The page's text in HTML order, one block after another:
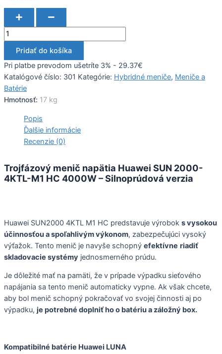
Pridať do košíka
Pri platbe prevodom ušetríte 3% - 29.37€
Katalógové číslo: 301 Kategórie: Hybridné meniče, Meniče a
Batérie
Hmotnosť: 17 kg
Popis
Ďalšie informácie
Recenzie (0)
Trojfázový menič napätia Huawei SUN 2000-
4KTL-M1 HC 4000W – Silnoprúdová verzia
Huawei SUN2000 4KTL M1 HC predstavuje výrobok s vysokou
účinnosťou a spoľahlivým výkonom, zabezpečujúci vysoký
výťažok. Tento menič je navyše schopný efektívne riadiť
skladovacie systémy jednosmerného prúdu.
Je dôležité mať na pamäti, že v prípade výpadku sieťového
napájania sa tento menič automaticky vypne. Ak však chcete,
aby bol menič schopný pokračovať vo svojej činnosti aj po
výpadku, je potrebné doplniť ho o batériu a záložný box.
Kompatibilné batérie Huawei LUNA